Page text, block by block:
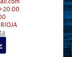
20:00